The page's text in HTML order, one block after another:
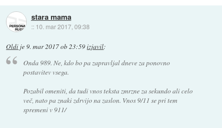
stara mama
:: 10. mar 2017, 09:38
Oldi je9. mar 2017 ob 23:59izjavil:
Onda 989. Ne, kdo bo pa zapravljal dneve za ponovno
postavitev vsega.
Pozabil omeniti, da tudi vnos teksta zmrzne za sekundo ali celo
več, nato pa znaki zdrvijo na zaslon. Vnos 9/11 se pri tem
spremeni v 911/